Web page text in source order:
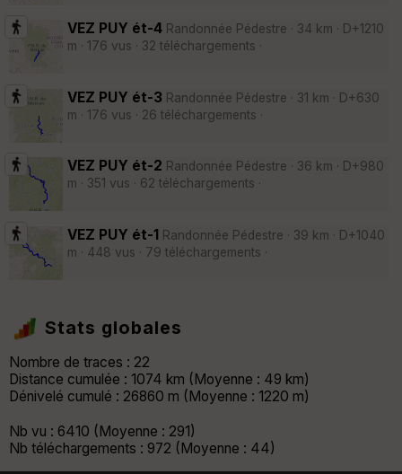
VEZ PUY ét-4 Randonnée Pédestre · 34 km · D+1210
m · 176 vus · 32 téléchargements ·
VEZ PUY ét-3 Randonnée Pédestre · 31 km · D+630
m · 176 vus · 26 téléchargements ·
VEZ PUY ét-2 Randonnée Pédestre · 36 km · D+980
m · 351 vus · 62 téléchargements ·
VEZ PUY ét-1 Randonnée Pédestre · 39 km · D+1040
m · 448 vus · 79 téléchargements ·
Stats globales
Nombre de traces : 22
Distance cumulée : 1074 km (Moyenne : 49 km)
Dénivelé cumulé : 26860 m (Moyenne : 1220 m)
Nb vu : 6410 (Moyenne : 291)
Nb téléchargements : 972 (Moyenne : 44)